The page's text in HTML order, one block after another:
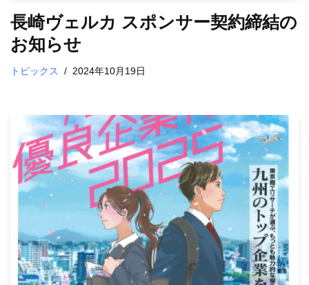
長崎ヴェルカ スポンサー契約締結の
お知らせ
トピックス 2024年10月19日